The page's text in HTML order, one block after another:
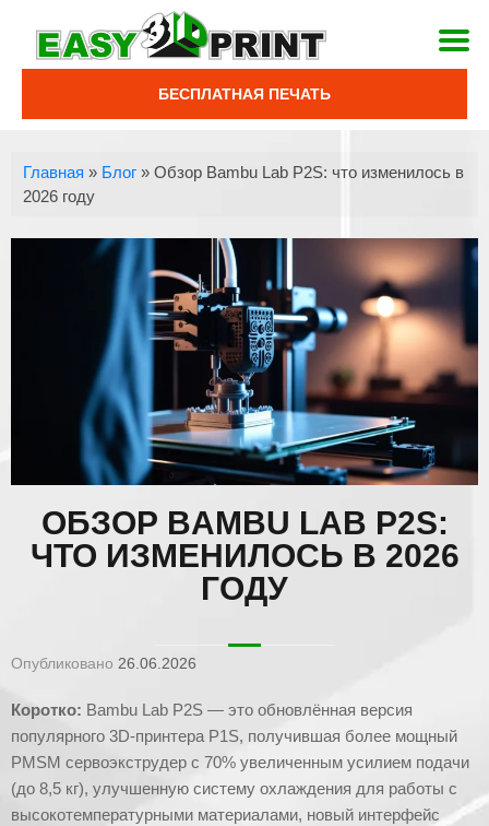
БЕСПЛАТНАЯ ПЕЧАТЬ
Главная » Блог »Обзор Bambu Lab P2S: что изменилось в
2026 году
ОБЗОР BAMBU LAB P2S:
ЧТО ИЗМЕНИЛОСЬ В 2026
ГОДУ
Опубликовано 26.06.2026
Коротко: Bambu Lab P2S — это обновлённая версия
популярного 3D-принтера P1S, получившая более мощный
PMSM сервоэкструдер с 70% увеличенным усилием подачи
(до 8,5 кг), улучшенную систему охлаждения для работы с
высокотемпературными материалами, новый интерфейс